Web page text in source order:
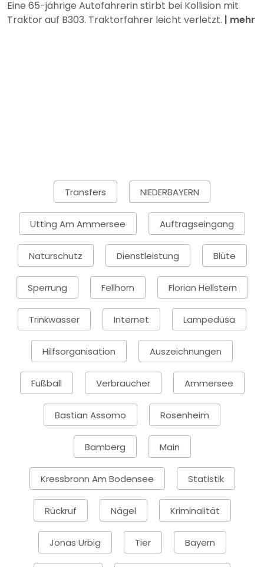
Eine 65-jährige Autofahrerin stirbt bei Kollision mit
Traktor auf B303. Traktorfahrer leicht verletzt. | mehr
Transfers NIEDERBAYERN
Utting Am Ammersee Auftragseingang
Naturschutz Dienstleistung Blüte
Sperrung Fellhorn Florian Hellstern
Trinkwasser Internet Lampedusa
Hilfsorganisation Auszeichnungen
Fußball Verbraucher Ammersee
Bastian Assomo Rosenheim
Bamberg Main
Kressbronn Am Bodensee Statistik
Rückruf Nägel Kriminalität
Jonas Urbig Tier Bayern